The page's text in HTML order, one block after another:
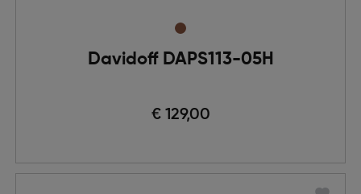
Davidoff DAPS113-05H
€ 129,00